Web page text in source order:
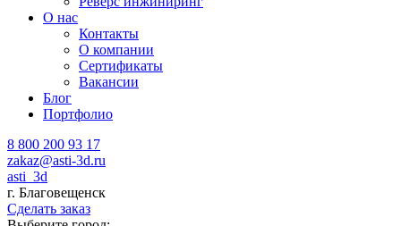
О нас
Контакты
О компании
Сертификаты
Вакансии
Блог
Портфолио
8 800 200 93 17
zakaz@asti-3d.ru
asti_3d
г. Благовещенск
Сделать заказ